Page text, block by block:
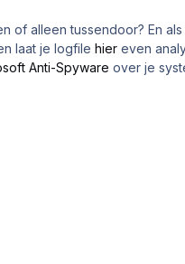
of alleen tussendoor? En
laat je logfile hier even
Anti-Spyware over je